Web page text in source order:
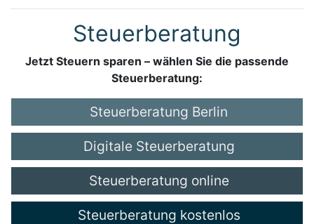
Steuerberatung
Jetzt Steuern sparen – wählen Sie die passende
Steuerberatung:
Steuerberatung Berlin
Digitale Steuerberatung
Steuerberatung online
Steuerberatung kostenlos